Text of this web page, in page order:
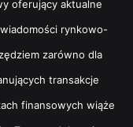
oferujący aktualne
rynkowo-
zarówno dla
transakcje
finansowych wiąże